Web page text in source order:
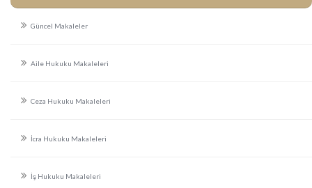
Güncel Makaleler
Aile Hukuku Makaleleri
Ceza Hukuku Makaleleri
İcra Hukuku Makaleleri
İş Hukuku Makaleleri